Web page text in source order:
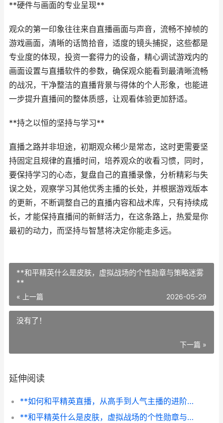
**硬件与画面的专业呈现**
观众的第一印象往往来自直播画面与声音，流畅不掉帧的
游戏画面，清晰的话筒拾音，适度的镜头捕捉，这些都是
专业度的体现，投资一套得力的设备，精心调试游戏内的
画面设置与直播软件的参数，确保观众能看到最清晰流畅
的战况，干净整洁的直播背景与得体的个人形象，也能进
一步提升直播间的整体质感，让观看体验更加舒适。
**持之以恒的坚持与学习**
直播之路并非坦途，初期观众稀少是常态，这时更需要坚
持固定且规律的直播时间，培养观众的收看习惯，同时，
要保持学习的心态，复盘自己的直播录像，分析精彩与失
误之处，观察学习其他优秀主播的长处，并根据游戏版本
的更新，不断调整自己的直播内容和战术库，只有持续成
长，才能保持直播间的新鲜活力，在这条路上，热爱是你
最初的动力，而坚持与智慧将决定你能走多远。
**和平精英什么是皮肤，虚拟战场的个性勋章与策略迷雾
**
« 上一篇 2026-05-29
没有了！
下一篇 »
延伸阅读
**如何和平精英直播，从高手到人气主播的进阶之路**
**和平精英什么是皮肤，虚拟战场的个性勋章与策略迷雾**